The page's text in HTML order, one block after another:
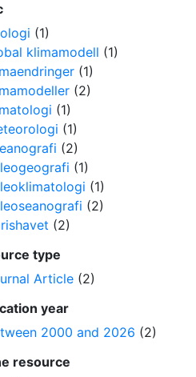
(1)
klimamodell (1)
(1)
(2)
(1)
(1)
(2)
(1)
(1)
(2)
(2)
type
Article (2)
year
2000 and 2026 (2)
resource